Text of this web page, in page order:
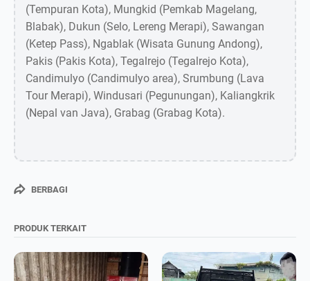
(Tempuran Kota), Mungkid (Pemkab Magelang,
Blabak), Dukun (Selo, Lereng Merapi), Sawangan
(Ketep Pass), Ngablak (Wisata Gunung Andong),
Pakis (Pakis Kota), Tegalrejo (Tegalrejo Kota),
Candimulyo (Candimulyo area), Srumbung (Lava
Tour Merapi), Windusari (Pegunungan), Kaliangkrik
(Nepal van Java), Grabag (Grabag Kota).
BERBAGI
PRODUK TERKAIT